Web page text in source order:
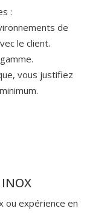
:
de
le client.
vous justifiez
ou expérience en